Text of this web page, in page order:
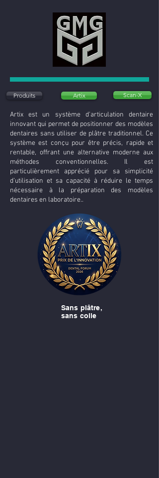
Produits Artix Scan-X
Artix est un système d'articulation dentaire
innovant qui permet de positionner des modèles
dentaires sans utiliser de plâtre traditionnel. Ce
système est conçu pour être précis, rapide et
rentable, offrant une alternative moderne aux
méthodes conventionnelles. Il est
particulièrement apprécié pour sa simplicité
d’utilisation et sa capacité à réduire le temps
nécessaire à la préparation des modèles
dentaires en laboratoire..
Sans plâtre,
sans colle